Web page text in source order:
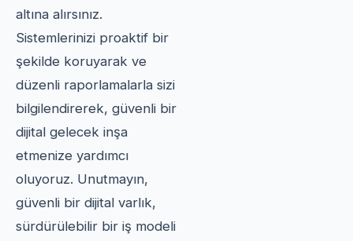
altına alırsınız.
Sistemlerinizi proaktif bir
şekilde koruyarak ve
düzenli raporlamalarla sizi
bilgilendirerek, güvenli bir
dijital gelecek inşa
etmenize yardımcı
oluyoruz. Unutmayın,
güvenli bir dijital varlık,
sürdürülebilir bir iş modeli